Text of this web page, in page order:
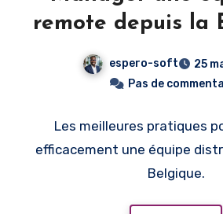
remote depuis la
outils et
espero-soft
25
Pas de
Les meilleures pratiques
efficacement une équipe
Belgique.